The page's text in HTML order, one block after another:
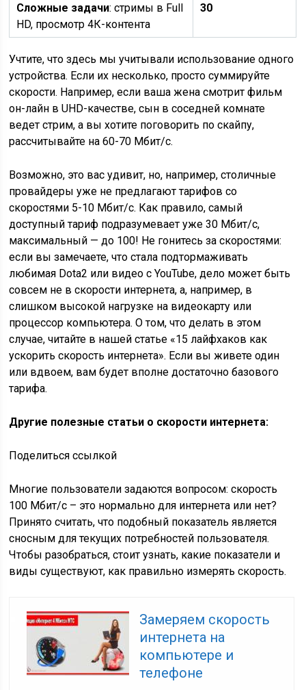
Сложные задачи: стримы в Full
HD, просмотр 4К-контента
30
Учтите, что здесь мы учитывали использование одного
устройства. Если их несколько, просто суммируйте
скорости. Например, если ваша жена смотрит фильм
он-лайн в UHD-качестве, сын в соседней комнате
ведет стрим, а вы хотите поговорить по скайпу,
рассчитывайте на 60-70 Мбит/с.
Возможно, это вас удивит, но, например, столичные
провайдеры уже не предлагают тарифов со
скоростями 5-10 Мбит/с. Как правило, самый
доступный тариф подразумевает уже 30 Мбит/с,
максимальный — до 100! Не гонитесь за скоростями:
если вы замечаете, что стала подтормаживать
любимая Dota2 или видео с YouTube, дело может быть
совсем не в скорости интернета, а, например, в
слишком высокой нагрузке на видеокарту или
процессор компьютера. О том, что делать в этом
случае, читайте в нашей статье «15 лайфхаков как
ускорить скорость интернета». Если вы живете один
или вдвоем, вам будет вполне достаточно базового
тарифа.
Другие полезные статьи о скорости интернета:
Поделиться ссылкой
Многие пользователи задаются вопросом: скорость
100 Мбит/c – это нормально для интернета или нет?
Принято считать, что подобный показатель является
сносным для текущих потребностей пользователя.
Чтобы разобраться, стоит узнать, какие показатели и
виды существуют, как правильно измерять скорость.
Замеряем скорость
интернета на
компьютере и
телефоне